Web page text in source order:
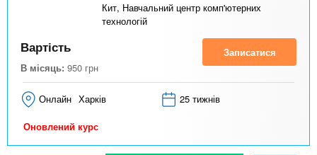
Кит, Навчальний центр комп'ютерних
технологій
Вартість
В місяць: 950 грн
Записатися
Онлайн Харків 25 тижнів
Оновлений курс